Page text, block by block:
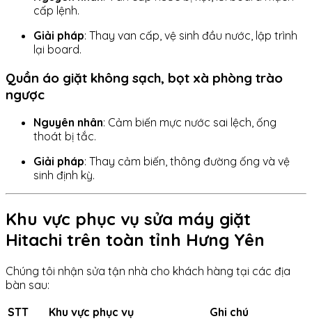
cấp lệnh.
Giải pháp: Thay van cấp, vệ sinh đầu nước, lập trình
lại board.
Quần áo giặt không sạch, bọt xà phòng trào
ngược
Nguyên nhân: Cảm biến mực nước sai lệch, ống
thoát bị tắc.
Giải pháp: Thay cảm biến, thông đường ống và vệ
sinh định kỳ.
Khu vực phục vụ sửa máy giặt
Hitachi trên toàn tỉnh Hưng Yên
Chúng tôi nhận sửa tận nhà cho khách hàng tại các địa
bàn sau:
STT
Khu vực phục vụ
Ghi chú